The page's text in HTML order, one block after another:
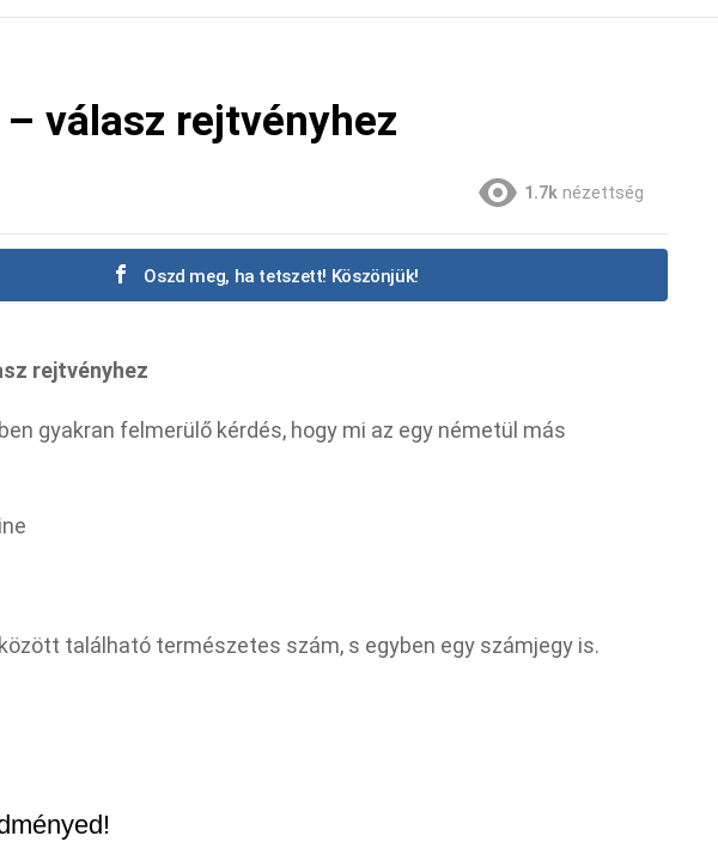
válasz rejtvényhez
1.7k nézettség
Oszd meg, ha tetszett! Köszönjük!
rejtvényhez
gyakran felmerülő kérdés, hogy mi az egy németül más
található természetes szám, s egyben egy számjegy is.